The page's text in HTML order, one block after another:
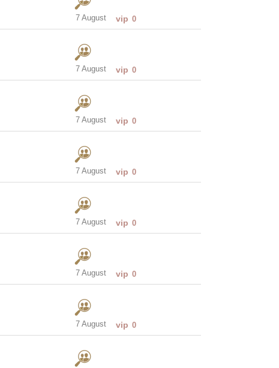
7 August vip 0
7 August vip 0
7 August vip 0
7 August vip 0
7 August vip 0
7 August vip 0
7 August vip 0